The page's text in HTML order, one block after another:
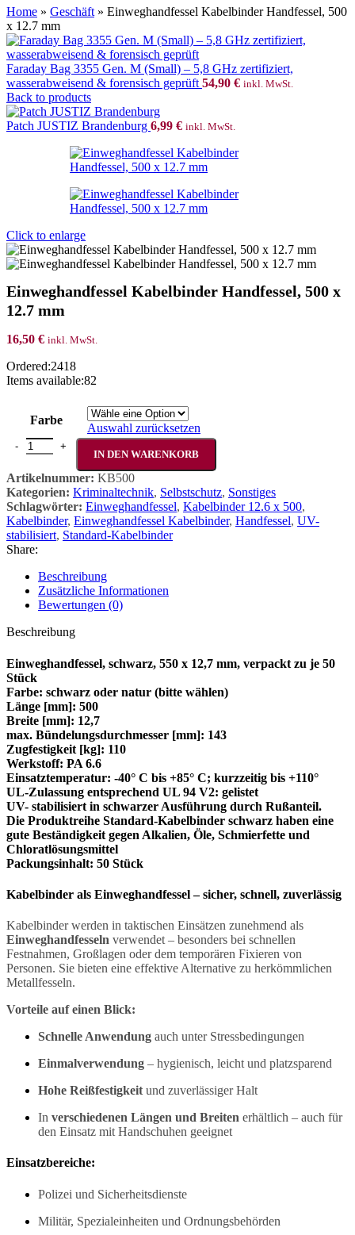
Home » Geschäft » Einweghandfessel Kabelbinder Handfessel, 500
x 12.7 mm
Faraday Bag 3355 Gen. M (Small) – 5,8 GHz zertifiziert,
wasserabweisend & forensisch geprüft 54,90 € inkl. MwSt.
Back to products
Patch JUSTIZ Brandenburg 6,99 € inkl. MwSt.
Click to enlarge
Einweghandfessel Kabelbinder Handfessel, 500 x
12.7 mm
16,50 € inkl. MwSt.
Ordered:2418
Items available:82
Farbe
Auswahl zurücksetzen
Einweghandfessel Kabelbinder Handfessel, 500 x 12.7 mm Menge
IN DEN WARENKORB
Artikelnummer: KB500
Kategorien: Kriminaltechnik, Selbstschutz, Sonstiges
Schlagwörter: Einweghandfessel, Kabelbinder 12.6 x 500,
Kabelbinder, Einweghandfessel Kabelbinder, Handfessel, UV-
stabilisiert, Standard-Kabelbinder
Share:
Beschreibung
Zusätzliche Informationen
Bewertungen (0)
Beschreibung
Einweghandfessel, schwarz, 550 x 12,7 mm, verpackt zu je 50
Stück
Farbe: schwarz oder natur (bitte wählen)
Länge [mm]: 500
Breite [mm]: 12,7
max. Bündelungs­durchmesser [mm]: 143
Zugfestigkeit [kg]: 110
Werkstoff: PA 6.6
Einsatztemperatur: -40° C bis +85° C; kurzzeitig bis +110°
UL-Zulassung entsprechend UL 94 V2: gelistet
UV- stabilisiert in schwarzer Ausführung durch Rußanteil.
Die Produktreihe Standard-Kabelbinder schwarz haben eine
gute Beständigkeit gegen Alkalien, Öle, Schmierfette und
Chloratlösungsmittel
Packungsinhalt: 50 Stück
Kabelbinder als Einweghandfessel – sicher, schnell, zuverlässig
Kabelbinder werden in taktischen Einsätzen zunehmend als
Einweghandfesseln verwendet – besonders bei schnellen
Festnahmen, Großlagen oder dem temporären Fixieren von
Personen. Sie bieten eine effektive Alternative zu herkömmlichen
Metallfesseln.
Vorteile auf einen Blick:
Schnelle Anwendung auch unter Stressbedingungen
Einmalverwendung – hygienisch, leicht und platzsparend
Hohe Reißfestigkeit und zuverlässiger Halt
In verschiedenen Längen und Breiten erhältlich – auch für
den Einsatz mit Handschuhen geeignet
Einsatzbereiche:
Polizei und Sicherheitsdienste
Militär, Spezialeinheiten und Ordnungsbehörden